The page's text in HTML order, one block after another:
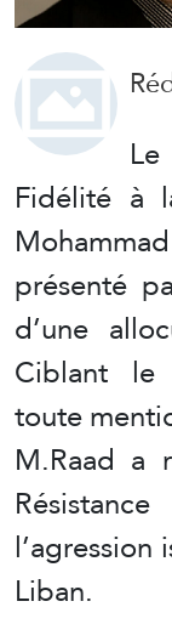
Fidélité à
présenté
d’une
Ciblant le
toute
M.Raad a
Liban.